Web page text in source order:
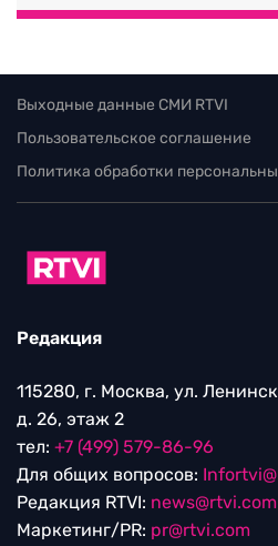
Выходные данные СМИ RTVI
Пользовательское соглашение
Политика обработки
Редакция
115280, г. Москва, ул.
д. 26, этаж 2
тел: +7 (499) 579-86-96
Для общих вопросов:
Редакция RTVI: news@rtvi.com
Маркетинг/PR: pr@rtvi.com